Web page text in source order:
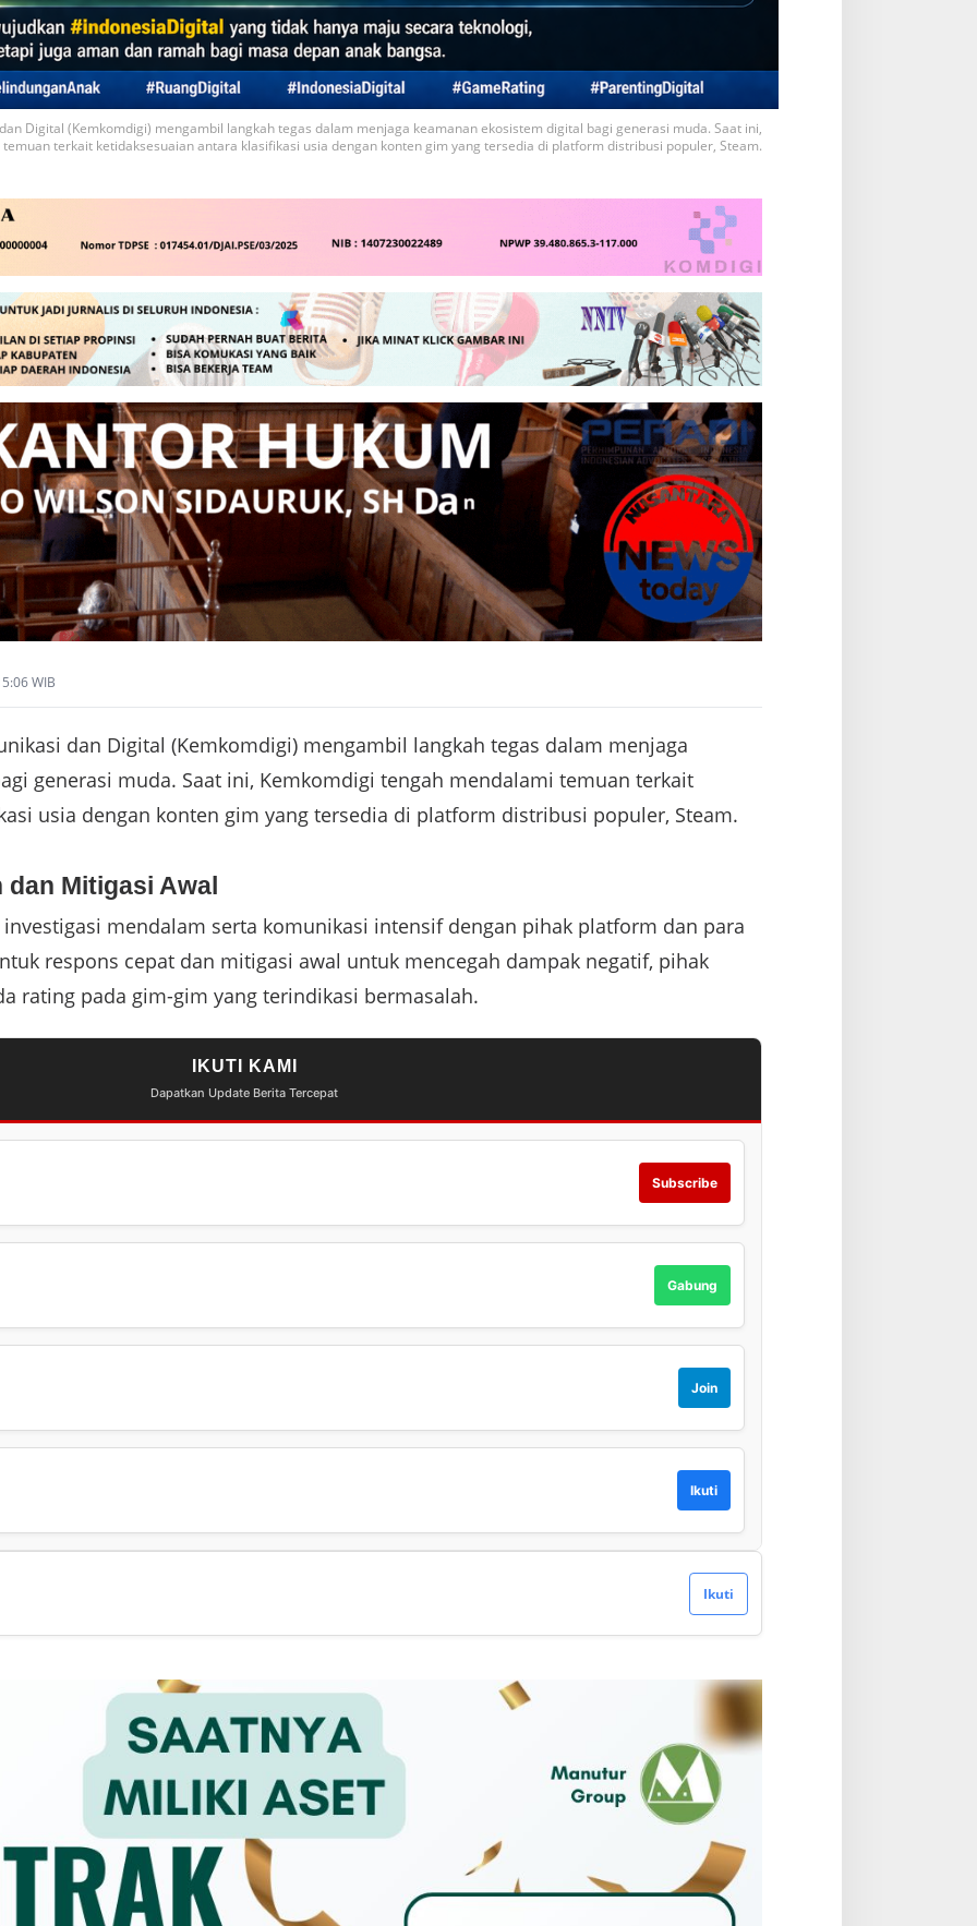
dan Digital (Kemkomdigi) mengambil langkah tegas dalam menjaga keamanan ekosistem digital bagi generasi muda. Saat ini,
terkait ketidaksesuaian antara klasifikasi usia dengan konten gim yang tersedia di platform distribusi populer, Steam.
WIB
dan Digital (Kemkomdigi) mengambil langkah tegas dalam menjaga
generasi muda. Saat ini, Kemkomdigi tengah mendalami temuan terkait
usia dengan konten gim yang tersedia di platform distribusi populer, Steam.
Mitigasi Awal
mendalam serta komunikasi intensif dengan pihak platform dan para
respons cepat dan mitigasi awal untuk mencegah dampak negatif, pihak
rating pada gim-gim yang terindikasi bermasalah.
IKUTI KAMI
Dapatkan Update Berita Tercepat
Subscribe
Gabung
Join
Ikuti
Ikuti